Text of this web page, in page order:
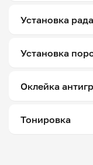
Установка
Установка
Оклейка
Тонировка